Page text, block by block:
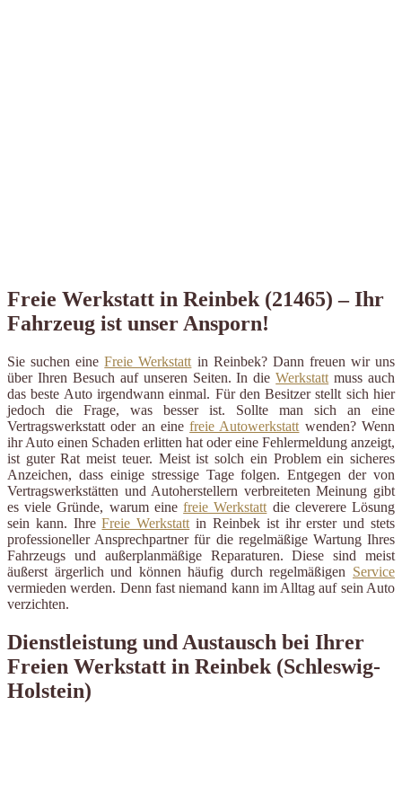
Freie Werkstatt in Reinbek (21465) – Ihr
Fahrzeug ist unser Ansporn!
Sie suchen eineFreie Werkstatt in Reinbek? Dann freuen wir uns
über Ihren Besuch auf unseren Seiten. In dieWerkstatt muss auch
das beste Auto irgendwann einmal. Für den Besitzer stellt sich hier
jedoch die Frage, was besser ist. Sollte man sich an eine
Vertragswerkstatt oder an einefreie Autowerkstatt wenden? Wenn
ihr Auto einen Schaden erlitten hat oder eine Fehlermeldung anzeigt,
ist guter Rat meist teuer. Meist ist solch ein Problem ein sicheres
Anzeichen, dass einige stressige Tage folgen. Entgegen der von
Vertragswerkstätten und Autoherstellern verbreiteten Meinung gibt
es viele Gründe, warum einefreie Werkstatt die cleverere Lösung
sein kann. IhreFreie Werkstatt in Reinbek ist ihr erster und stets
professioneller Ansprechpartner für die regelmäßige Wartung Ihres
Fahrzeugs und außerplanmäßige Reparaturen. Diese sind meist
äußerst ärgerlich und können häufig durch regelmäßigen Service
vermieden werden. Denn fast niemand kann im Alltag auf sein Auto
verzichten.
Dienstleistung und Austausch bei Ihrer
Freien Werkstatt in Reinbek (Schleswig-
Holstein)